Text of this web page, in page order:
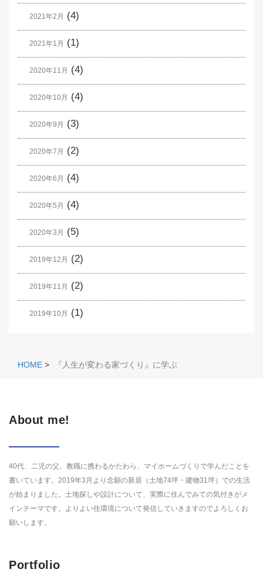
2021年2月 (4)
2021年1月 (1)
2020年11月 (4)
2020年10月 (4)
2020年9月 (3)
2020年7月 (2)
2020年6月 (4)
2020年5月 (4)
2020年3月 (5)
2019年12月 (2)
2019年11月 (2)
2019年10月 (1)
HOME > 『人生が変わる家づくり』に学ぶ
About me!
40代、二児の父。教職に携わるかたわら、マイホームづくりで学んだことを
書いています。2019年3月より念願の新居（土地74坪・建物31坪）での生活
が始まりました。土地探しや設計について、実際に住んでみての気付きがメ
インテーマです。よりよい住環境について発信していきますのでよろしくお
願いします。
Portfolio